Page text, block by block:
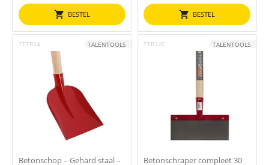
BESTEL BESTEL
TTZR24 TALENTOOLS
Betonschop – Gehard staal –
TTB12C TALENTOOLS
Betonschraper compleet 30